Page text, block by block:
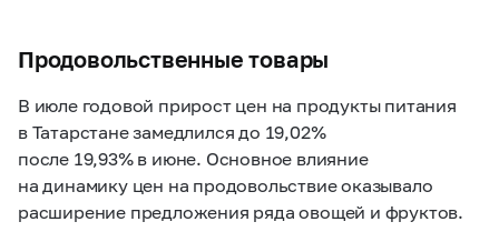
Продовольственные товары
В июле годовой прирост цен на продукты питания
в Татарстане замедлился до 19,02%
после 19,93% в июне. Основное влияние
на динамику цен на продовольствие оказывало
расширение предложения ряда овощей и фруктов.